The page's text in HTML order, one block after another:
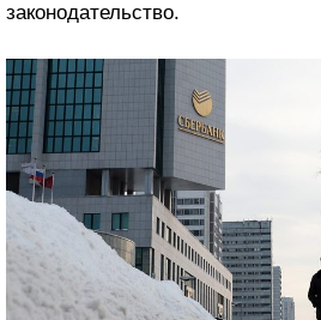
законодательство.